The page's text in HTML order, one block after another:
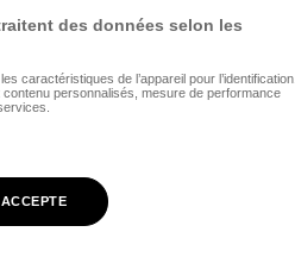
des données selon les
caractéristiques de l’appareil pour l’identification.
personnalisés, mesure de performance